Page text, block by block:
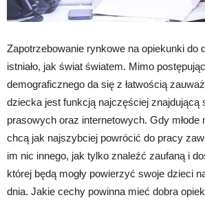
Zapotrzebowanie rynkowe na opiekunki do
istniało, jak świat światem. Mimo
demograficznego da się z łatwością
dziecka jest funkcją najczęściej znajdującą
prasowych oraz internetowych. Gdy młode
chcą jak najszybciej powrócić do pracy
im nic innego, jak tylko znaleźć zaufaną i
której będą mogły powierzyć swoje dzieci
dnia. Jakie cechy powinna mieć dobra